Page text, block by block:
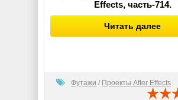
Effects, часть-714.
Читать далее
Футажи / Проекты After Effects